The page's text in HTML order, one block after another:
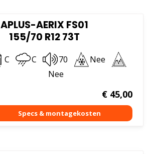
APLUS-AERIX FS01
155/70 R12 73T
C C 70
Nee
Nee
€45,00